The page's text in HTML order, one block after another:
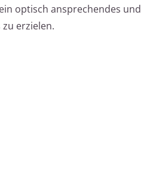
optisch ansprechendes und
erzielen.